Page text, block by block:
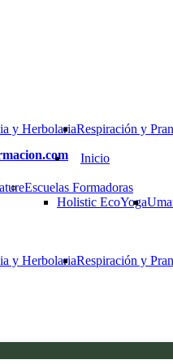
y HerbolariaRespiración y
Inicio
Escuelas Formadoras
Holistic EcoYoga
y HerbolariaRespiración y